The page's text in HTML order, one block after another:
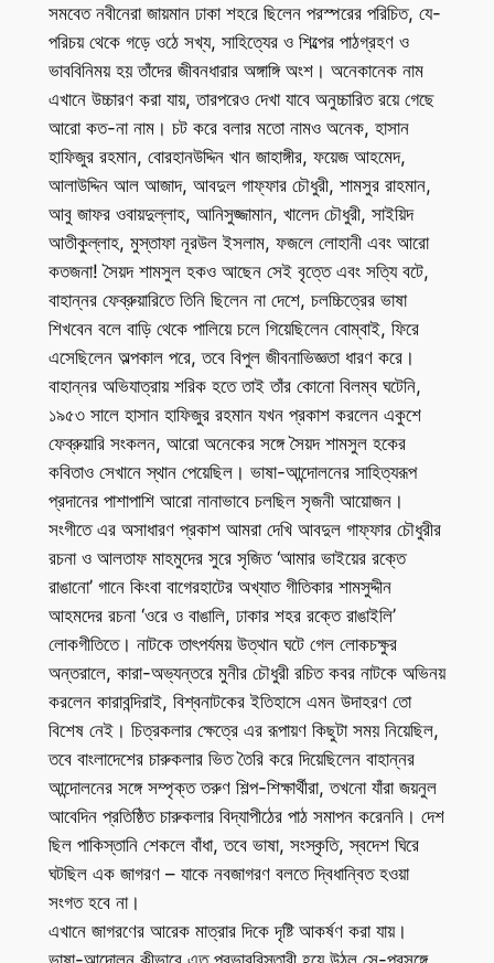
সমবেত নবীনেরা জায়মান ঢাকা শহরে ছিলেন পরস্পরের পরিচিত, যে-
পরিচয় থেকে গড়ে ওঠে সখ্য, সাহিত্যের ও শিল্পের পাঠগ্রহণ ও
ভাববিনিময় হয় তাঁদের জীবনধারার অঙ্গাঙ্গি অংশ। অনেকানেক নাম
এখানে উচ্চারণ করা যায়, তারপরেও দেখা যাবে অনুচ্চারিত রয়ে গেছে
আরো কত-না নাম। চট করে বলার মতো নামও অনেক, হাসান
হাফিজুর রহমান, বোরহানউদ্দিন খান জাহাঙ্গীর, ফয়েজ আহমেদ,
আলাউদ্দিন আল আজাদ, আবদুল গাফ্ফার চৌধুরী, শামসুর রাহমান,
আবু জাফর ওবায়দুল্লাহ, আনিসুজ্জামান, খালেদ চৌধুরী, সাইয়িদ
আতীকুল্লাহ, মুস্তাফা নূরউল ইসলাম, ফজলে লোহানী এবং আরো
কতজনা! সৈয়দ শামসুল হকও আছেন সেই বৃত্তে এবং সত্যি বটে,
বাহান্নর ফেব্রুয়ারিতে তিনি ছিলেন না দেশে, চলচ্চিত্রের ভাষা
শিখবেন বলে বাড়ি থেকে পালিয়ে চলে গিয়েছিলেন বোম্বাই, ফিরে
এসেছিলেন অল্পকাল পরে, তবে বিপুল জীবনাভিজ্ঞতা ধারণ করে।
বাহান্নর অভিযাত্রায় শরিক হতে তাই তাঁর কোনো বিলম্ব ঘটেনি,
১৯৫৩ সালে হাসান হাফিজুর রহমান যখন প্রকাশ করলেন একুশে
ফেব্রুয়ারি সংকলন, আরো অনেকের সঙ্গে সৈয়দ শামসুল হকের
কবিতাও সেখানে স্থান পেয়েছিল। ভাষা-আন্দোলনের সাহিত্যরূপ
প্রদানের পাশাপাশি আরো নানাভাবে চলছিল সৃজনী আয়োজন।
সংগীতে এর অসাধারণ প্রকাশ আমরা দেখি আবদুল গাফ্ফার চৌধুরীর
রচনা ও আলতাফ মাহমুদের সুরে সৃজিত ‘আমার ভাইয়ের রক্তে
রাঙানো’ গানে কিংবা বাগেরহাটের অখ্যাত গীতিকার শামসুদ্দীন
আহমদের রচনা ‘ওরে ও বাঙালি, ঢাকার শহর রক্তে রাঙাইলি’
লোকগীতিতে। নাটকে তাৎপর্যময় উত্থান ঘটে গেল লোকচক্ষুর
অন্তরালে, কারা-অভ্যন্তরে মুনীর চৌধুরী রচিত কবর নাটকে অভিনয়
করলেন কারাবন্দিরাই, বিশ্বনাটকের ইতিহাসে এমন উদাহরণ তো
বিশেষ নেই। চিত্রকলার ক্ষেত্রে এর রূপায়ণ কিছুটা সময় নিয়েছিল,
তবে বাংলাদেশের চারুকলার ভিত তৈরি করে দিয়েছিলেন বাহান্নর
আন্দোলনের সঙ্গে সম্পৃক্ত তরুণ শিল্প-শিক্ষার্থীরা, তখনো যাঁরা জয়নুল
আবেদিন প্রতিষ্ঠিত চারুকলার বিদ্যাপীঠের পাঠ সমাপন করেননি। দেশ
ছিল পাকিস্তানি শেকলে বাঁধা, তবে ভাষা, সংস্কৃতি, স্বদেশ ঘিরে
ঘটছিল এক জাগরণ – যাকে নবজাগরণ বলতে দ্বিধান্বিত হওয়া
সংগত হবে না।
এখানে জাগরণের আরেক মাত্রার দিকে দৃষ্টি আকর্ষণ করা যায়।